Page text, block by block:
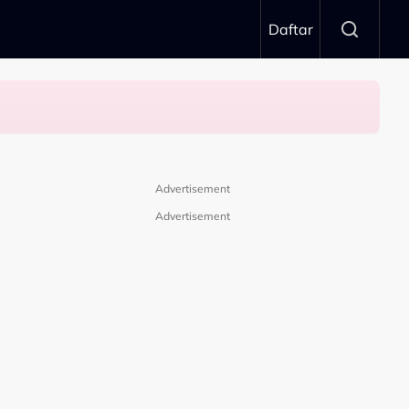
Daftar
Advertisement
Advertisement